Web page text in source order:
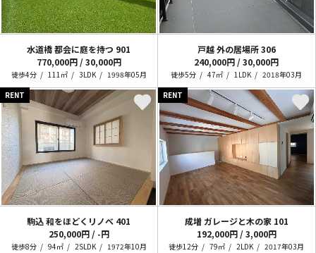
水道橋 都会に庭を持つ 901
770,000円 / 30,000円
徒歩4分 111㎡ 3LDK 1998年05月
戸越 外の居場所306
240,000円 / 30,000円
徒歩5分 47㎡ 1LDK
2018年03月
RENT
駒込 和をほどくリノベ 401
250,000円 / -円
徒歩8分 94㎡ 2SLDK 1972年10月
RENT
成増 ガレージと木の家 101
192,000円 / 3,000円
徒歩12分 79㎡ 2LDK
2017年03月